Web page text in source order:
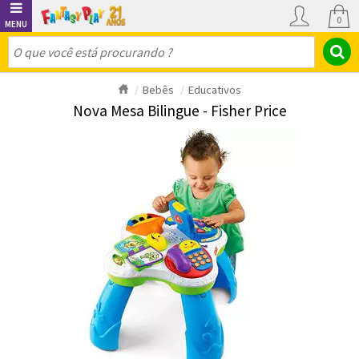
0
Bebês Educativos
Nova Mesa Bilingue - Fisher Price